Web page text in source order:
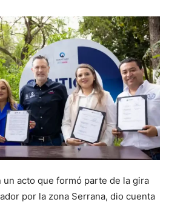
un acto que formó parte de la gira
por la zona Serrana, dio cuenta